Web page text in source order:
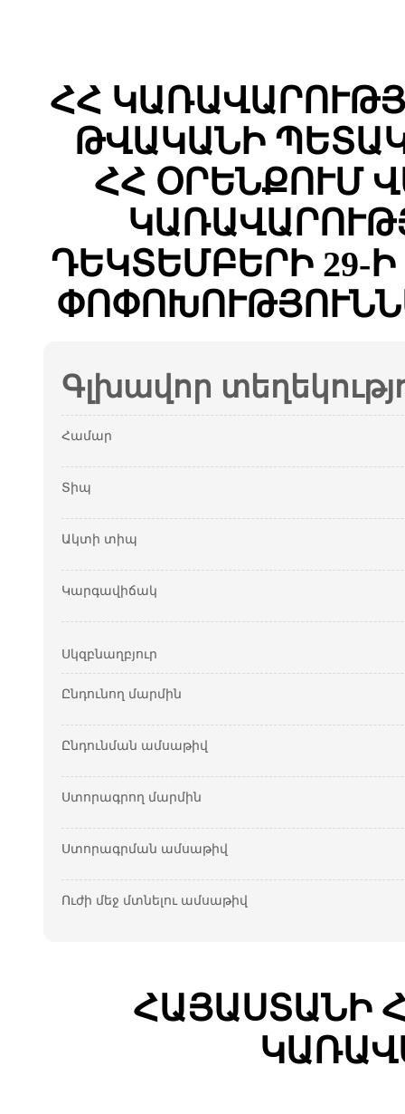
ՀՀ
ԹՎԱԿԱՆԻ
ՀՀ ՕՐԵՆՔՈՒՄ
ԴԵԿՏԵՄԲԵՐԻ 29-Ի
Գլխավոր
Համար
Տիպ
Ակտի տիպ
Կարգավիճակ
Սկզբնաղբյուր
Ընդունող մարմին
Ընդունման ամսաթիվ
Ստորագրող մարմին
Ստորագրման ամսաթիվ
Ուժի մեջ մտնելու ամսաթիվ
ՀԱՅԱՍՏԱՆԻ